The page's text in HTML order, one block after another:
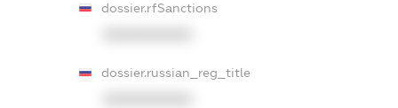
dossier.rfSanctions
dossier.russian_reg_title